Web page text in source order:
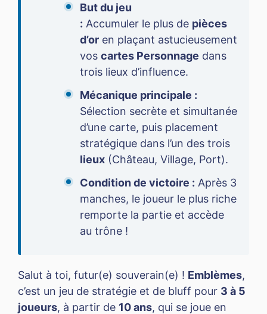
But du jeu
: Accumuler le plus de pièces
d’or en plaçant astucieusement
vos cartes Personnage dans
trois lieux d’influence.
Mécanique principale :
Sélection secrète et simultanée
d’une carte, puis placement
stratégique dans l’un des trois
lieux (Château, Village, Port).
Condition de victoire : Après 3
manches, le joueur le plus riche
remporte la partie et accède
au trône !
Salut à toi, futur(e) souverain(e) ! Emblèmes,
c’est un jeu de stratégie et de bluff pour 3 à 5
joueurs, à partir de 10 ans, qui se joue en